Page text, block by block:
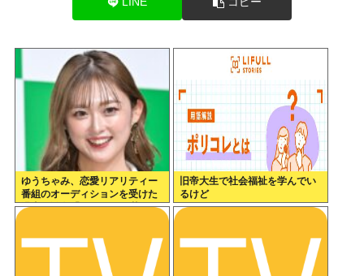
ゆうちゃみ、恋愛リアリティー
番組のオーディションを受けた
過去を激白「10回くらい落ちて
旧帝大生で社会福祉を学んでい
るけど